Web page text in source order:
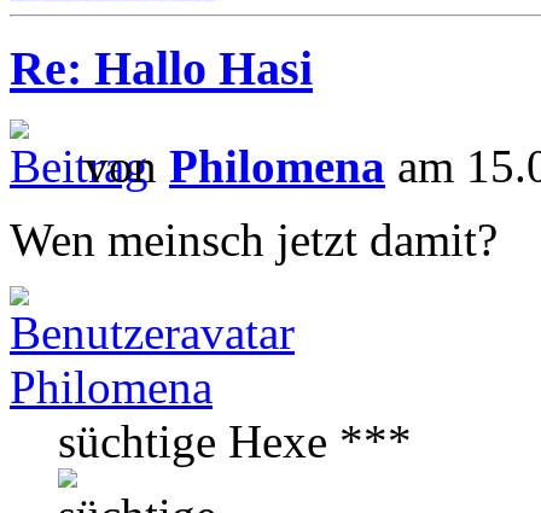
Re: Hallo Hasi
von Philomena am
Wen meinsch jetzt damit?
Philomena
süchtige Hexe ***